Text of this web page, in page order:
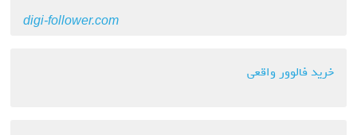
digi-follower.com
خرید فالوور واقعی